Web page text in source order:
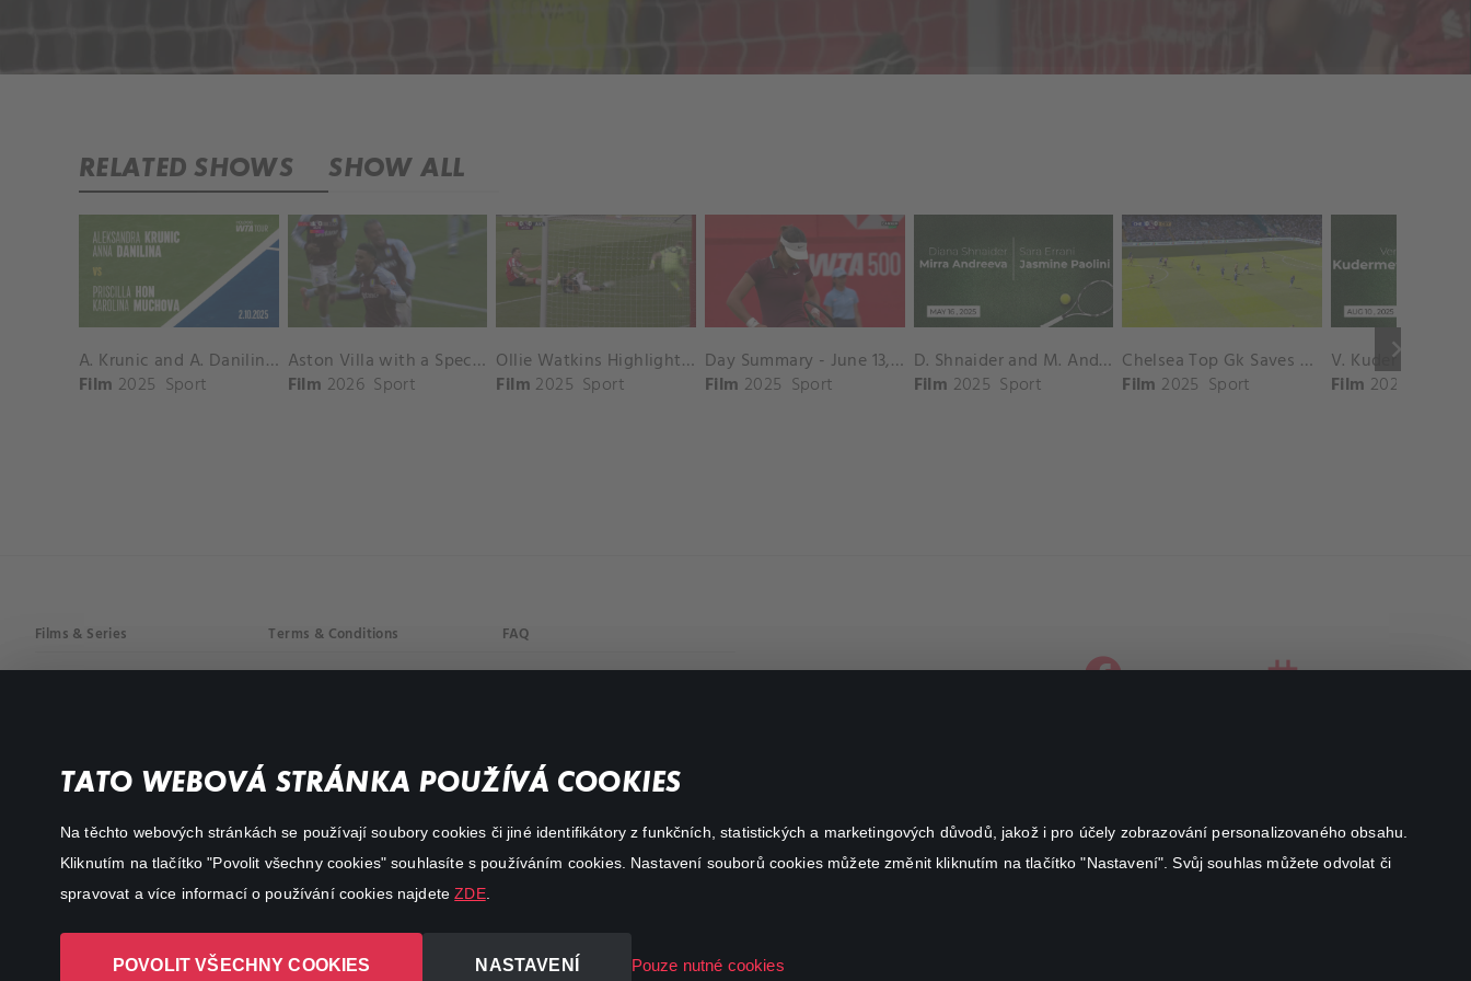
TATO WEBOVÁ STRÁNKA POUŽÍVÁ COOKIES
Na těchto webových stránkách se používají soubory cookies či jiné identifikátory z funkčních, statistických a marketingových důvodů, jakož i pro účely zobrazování personalizovaného obsahu.
Kliknutím na tlačítko "Povolit všechny cookies" souhlasíte s používáním cookies. Nastavení souborů cookies můžete změnit kliknutím na tlačítko "Nastavení". Svůj souhlas můžete odvolat či
spravovat a více informací o používání cookies najdeteZDE.
POVOLIT VŠECHNY COOKIES NASTAVENÍ Pouze nutné cookies
RELATED SHOWS SHOW ALL
keyboard_arrow_right
A. Krunic and A. Danilina vs. P. Hon and K. Muchova Match Highlights - BEIJING_Capital Group Diamond ( October 02, 2025)
Film 2025 Sport
Aston Villa with a Spectacular Goal vs. Nottingham Forest
Film 2026 Sport
Ollie Watkins Highlights vs. Southampton
Film 2025 Sport
Day Summary - June 13, 2025
Film 2025 Sport
D. Shnaider and M. Andreeva vs. S. Errani and J. Paolini Match Highlights - ROME_Campo Centrale ( May 16, 2025)
Film 2025 Sport
Chelsea Top Gk Saves vs. Crystal Palace
Film 2025 Sport Film 2025
Films & Series
Action
Terms & Conditions FAQ
facebookinstagram
Canal+ Luxembourg S. à r.l. se sídlem Rue Albert Borschette 4,